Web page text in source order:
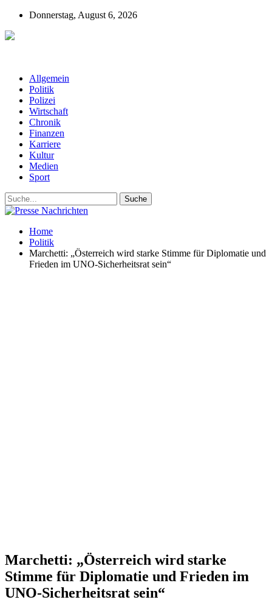
Donnerstag, August 6, 2026
Allgemein
Politik
Polizei
Wirtschaft
Chronik
Finanzen
Karriere
Kultur
Medien
Sport
Home
Politik
Marchetti: „Österreich wird starke Stimme für Diplomatie und
Frieden im UNO-Sicherheitsrat sein“
Marchetti: „Österreich wird starke
Stimme für Diplomatie und Frieden im
UNO-Sicherheitsrat sein“